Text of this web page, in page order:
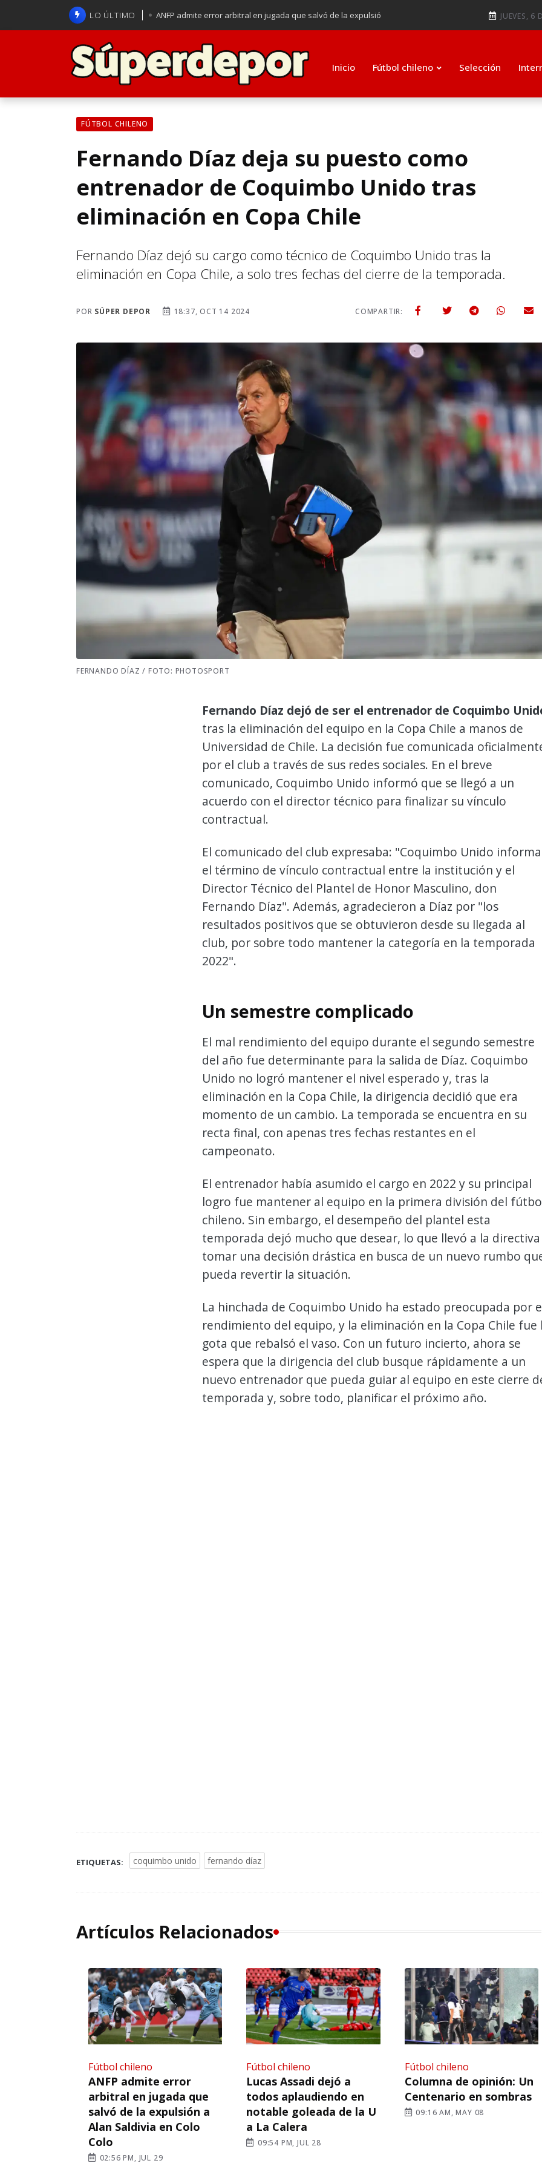
LO ÚLTIMO ANFP admite error arbitral en jugada que salvó de la expulsió
La U se aferra a la esperanza de clasificar a octavos de
Brasil anuncia a Carlo Ancelotti como su nuevo entrenador para
JUEVES, 6
Inicio Fútbol chileno Selección
FÚTBOL CHILENO
Fernando Díaz deja su puesto como
entrenador de Coquimbo Unido tras
eliminación en Copa Chile
Fernando Díaz dejó su cargo como técnico de Coquimbo Unido tras la
eliminación en Copa Chile, a solo tres fechas del cierre de la temporada.
POR SÚPER DEPOR 18:37, OCT 14 2024 COMPARTIR:
FERNANDO DÍAZ / FOTO: PHOTOSPORT
Fernando Díaz dejó de ser el entrenador de Coquimbo
tras la eliminación del equipo en la Copa Chile a manos de
Universidad de Chile. La decisión fue comunicada
por el club a través de sus redes sociales. En el breve
comunicado, Coquimbo Unido informó que se llegó a un
acuerdo con el director técnico para finalizar su vínculo
contractual.
El comunicado del club expresaba: "Coquimbo Unido informa
el término de vínculo contractual entre la institución y el
Director Técnico del Plantel de Honor Masculino, don
Fernando Díaz". Además, agradecieron a Díaz por "los
resultados positivos que se obtuvieron desde su llegada al
club, por sobre todo mantener la categoría en la temporada
2022".
Un semestre complicado
El mal rendimiento del equipo durante el segundo semestre
del año fue determinante para la salida de Díaz. Coquimbo
Unido no logró mantener el nivel esperado y, tras la
eliminación en la Copa Chile, la dirigencia decidió que era
momento de un cambio. La temporada se encuentra en su
recta final, con apenas tres fechas restantes en el
campeonato.
El entrenador había asumido el cargo en 2022 y su principal
logro fue mantener al equipo en la primera división del
chileno. Sin embargo, el desempeño del plantel esta
temporada dejó mucho que desear, lo que llevó a la
tomar una decisión drástica en busca de un nuevo rumbo
pueda revertir la situación.
La hinchada de Coquimbo Unido ha estado preocupada por
rendimiento del equipo, y la eliminación en la Copa Chile fue
gota que rebalsó el vaso. Con un futuro incierto, ahora se
espera que la dirigencia del club busque rápidamente a un
nuevo entrenador que pueda guiar al equipo en este cierre
temporada y, sobre todo, planificar el próximo año.
ETIQUETAS: coquimbo unido fernando díaz
Artículos Relacionados
Fútbol chileno
ANFP admite error
arbitral en jugada que
salvó de la expulsión a
Alan Saldivia en Colo
Colo
02:56 PM, JUL 29
Fútbol chileno
Lucas Assadi dejó a
todos aplaudiendo en
notable goleada de la U
a La Calera
09:54 PM, JUL 28
Fútbol chileno
Columna de opinión: Un
Centenario en sombras
09:16 AM, MAY 08